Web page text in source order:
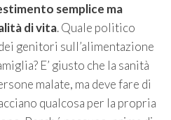
semplice ma
di vita. Quale politico
genitori sull’alimentazione
E’ giusto che la sanità
malate, ma deve fare di
qualcosa per la propria